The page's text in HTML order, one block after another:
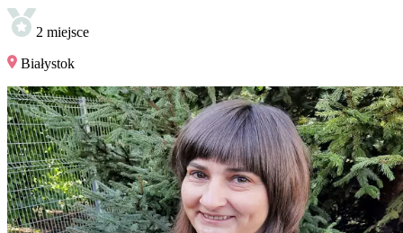
2 miejsce
Białystok